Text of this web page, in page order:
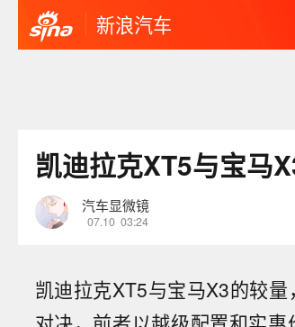
新浪汽车
凯迪拉克XT5与宝马
汽车显微镜
07.10 03:24
凯迪拉克XT5与宝马X3的较量